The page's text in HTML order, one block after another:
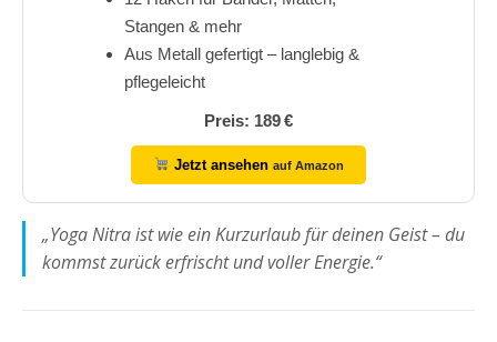
Stangen & mehr
Aus Metall gefertigt – langlebig &
pflegeleicht
Preis: 189 €
Jetzt ansehenauf Amazon
„Yoga Nitra ist wie ein Kurzurlaub für deinen Geist – du
kommst zurück erfrischt und voller Energie.“